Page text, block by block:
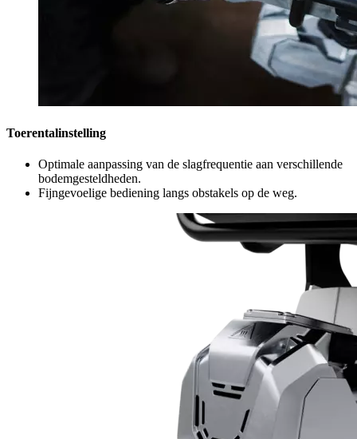
Toerentalinstelling
Optimale aanpassing van de slagfrequentie aan verschillende
bodemgesteldheden.
Fijngevoelige bediening langs obstakels op de weg.